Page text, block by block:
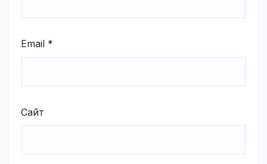
Email *
Сайт